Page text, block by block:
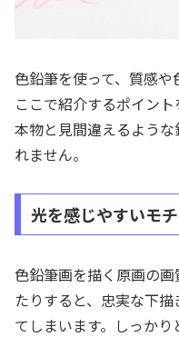
色鉛筆を使って、質感や
ここで紹介するポイン
本物と見間違えるよう
れません。
光を感じやすいモ
色鉛筆画を描く原画の
たりすると、忠実な下
てしまいます。しっか